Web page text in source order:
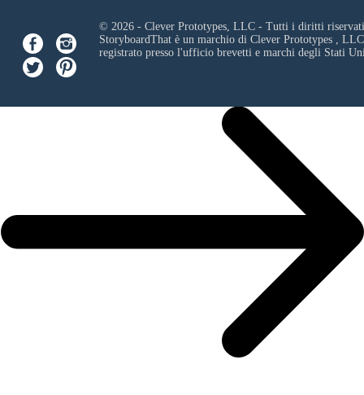
© 2026 - Clever Prototypes, LLC - Tutti i diritti
StoryboardThat è un marchio di Clever Prototypes , LLC
registrato presso l'ufficio brevetti e marchi degli Stati